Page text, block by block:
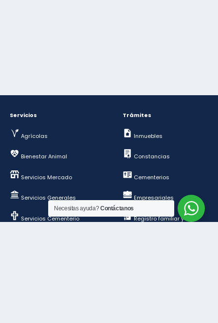
Servicios
Agrícolas
Bienestar Animal
Servicios Mercado
Servicios Generales
Servicios Cementerio
Trámites
Inmuebles
Constancias
Cementerios
Empresariales
Registro familiar y de
Necesitas ayuda?Contáctanos